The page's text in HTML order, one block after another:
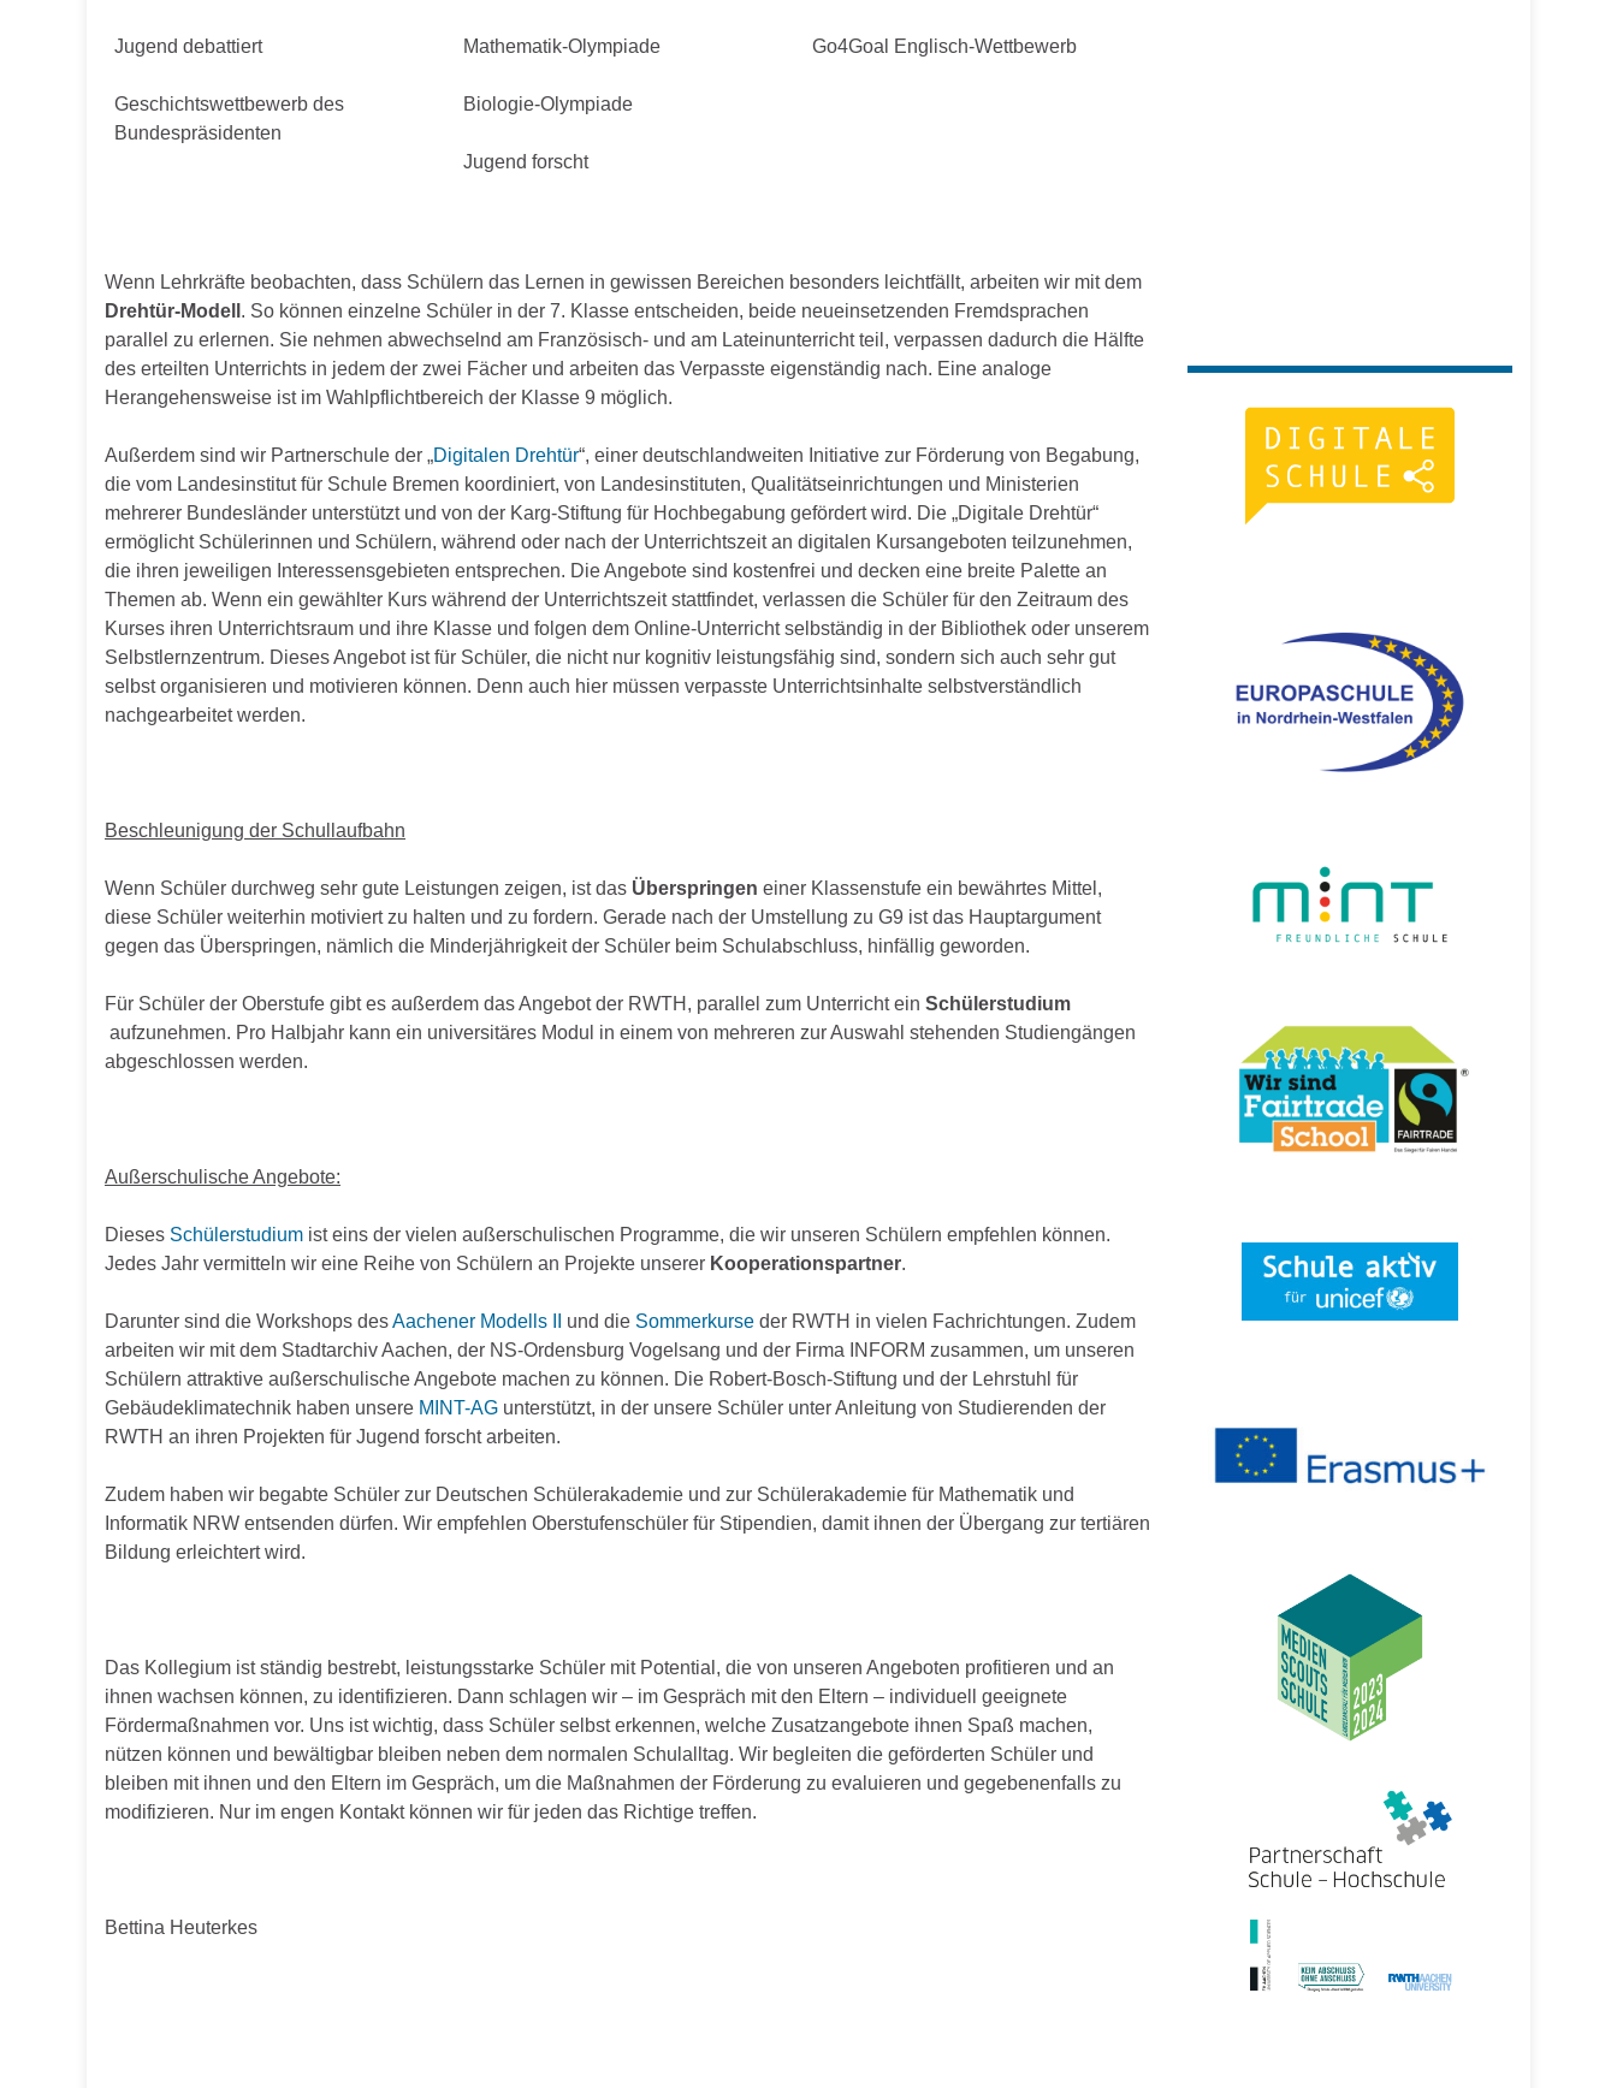
Jugend debattiert
Geschichtswettbewerb des
Bundespräsidenten
Mathematik-Olympiade
Biologie-Olympiade
Jugend forscht
Go4Goal Englisch-Wettbewerb
Wenn Lehrkräfte beobachten, dass Schülern das Lernen in gewissen Bereichen besonders leichtfällt, arbeiten wir mit dem
Drehtür-Modell . So können einzelne Schüler in der 7. Klasse entscheiden, beide neueinsetzenden Fremdsprachen
parallel zu erlernen. Sie nehmen abwechselnd am Französisch- und am Lateinunterricht teil, verpassen dadurch die Hälfte
des erteilten Unterrichts in jedem der zwei Fächer und arbeiten das Verpasste eigenständig nach. Eine analoge
Herangehensweise ist im Wahlpflichtbereich der Klasse 9 möglich.
Außerdem sind wir Partnerschule der „Digitalen Drehtür“, einer deutschlandweiten Initiative zur Förderung von Begabung,
die vom Landesinstitut für Schule Bremen koordiniert, von Landesinstituten, Qualitätseinrichtungen und Ministerien
mehrerer Bundesländer unterstützt und von der Karg-Stiftung für Hochbegabung gefördert wird. Die „Digitale Drehtür“
ermöglicht Schülerinnen und Schülern, während oder nach der Unterrichtszeit an digitalen Kursangeboten teilzunehmen,
die ihren jeweiligen Interessensgebieten entsprechen. Die Angebote sind kostenfrei und decken eine breite Palette an
Themen ab. Wenn ein gewählter Kurs während der Unterrichtszeit stattfindet, verlassen die Schüler für den Zeitraum des
Kurses ihren Unterrichtsraum und ihre Klasse und folgen dem Online-Unterricht selbständig in der Bibliothek oder unserem
Selbstlernzentrum. Dieses Angebot ist für Schüler, die nicht nur kognitiv leistungsfähig sind, sondern sich auch sehr gut
selbst organisieren und motivieren können. Denn auch hier müssen verpasste Unterrichtsinhalte selbstverständlich
nachgearbeitet werden.
Beschleunigung der Schullaufbahn
Wenn Schüler durchweg sehr gute Leistungen zeigen, ist das Überspringen einer Klassenstufe ein bewährtes Mittel,
diese Schüler weiterhin motiviert zu halten und zu fordern. Gerade nach der Umstellung zu G9 ist das Hauptargument
gegen das Überspringen, nämlich die Minderjährigkeit der Schüler beim Schulabschluss, hinfällig geworden.
Für Schüler der Oberstufe gibt es außerdem das Angebot der RWTH, parallel zum Unterricht ein Schülerstudium
aufzunehmen. Pro Halbjahr kann ein universitäres Modul in einem von mehreren zur Auswahl stehenden Studiengängen
abgeschlossen werden.
Außerschulische Angebote:
Dieses Schülerstudium ist eins der vielen außerschulischen Programme, die wir unseren Schülern empfehlen können.
Jedes Jahr vermitteln wir eine Reihe von Schülern an Projekte unserer Kooperationspartner.
Darunter sind die Workshops desAachener Modells II und die Sommerkurse der RWTH in vielen Fachrichtungen. Zudem
arbeiten wir mit dem Stadtarchiv Aachen, der NS-Ordensburg Vogelsang und der Firma INFORM zusammen, um unseren
Schülern attraktive außerschulische Angebote machen zu können. Die Robert-Bosch-Stiftung und der Lehrstuhl für
Gebäudeklimatechnik haben unsere MINT-AG unterstützt, in der unsere Schüler unter Anleitung von Studierenden der
RWTH an ihren Projekten für Jugend forscht arbeiten.
Zudem haben wir begabte Schüler zur Deutschen Schülerakademie und zur Schülerakademie für Mathematik und
Informatik NRW entsenden dürfen. Wir empfehlen Oberstufenschüler für Stipendien, damit ihnen der Übergang zur tertiären
Bildung erleichtert wird.
Das Kollegium ist ständig bestrebt, leistungsstarke Schüler mit Potential, die von unseren Angeboten profitieren und an
ihnen wachsen können, zu identifizieren. Dann schlagen wir – im Gespräch mit den Eltern – individuell geeignete
Fördermaßnahmen vor. Uns ist wichtig, dass Schüler selbst erkennen, welche Zusatzangebote ihnen Spaß machen,
nützen können und bewältigbar bleiben neben dem normalen Schulalltag. Wir begleiten die geförderten Schüler und
bleiben mit ihnen und den Eltern im Gespräch, um die Maßnahmen der Förderung zu evaluieren und gegebenenfalls zu
modifizieren. Nur im engen Kontakt können wir für jeden das Richtige treffen.
Bettina Heuterkes